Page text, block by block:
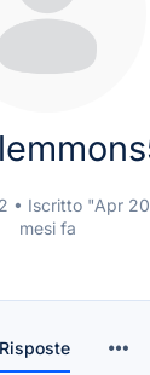
• Iscritto "Apr
mesi fa
Risposte